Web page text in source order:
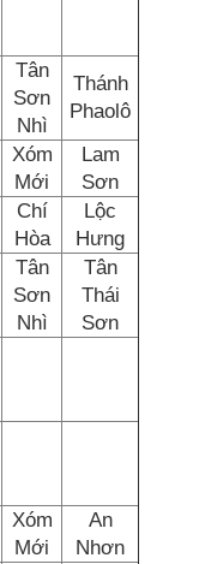
Tân
Sơn
Nhì
Thánh
Phaolô
Xóm
Mới
Lam
Sơn
Chí
Hòa
Lộc
Hưng
Tân
Sơn
Nhì
Tân
Thái
Sơn
Xóm
Mới
An
Nhơn